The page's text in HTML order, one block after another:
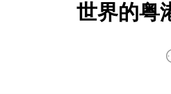
世界的粤